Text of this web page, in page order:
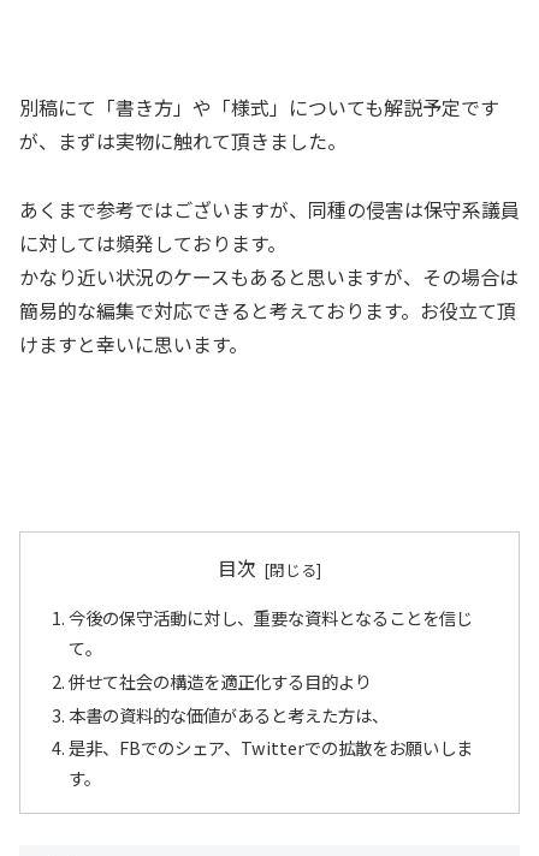
別稿にて「書き方」や「様式」についても解説予定です
が、まずは実物に触れて頂きました。
あくまで参考ではございますが、同種の侵害は保守系議員
に対しては頻発しております。
かなり近い状況のケースもあると思いますが、その場合は
簡易的な編集で対応できると考えております。お役立て頂
けますと幸いに思います。
目次
今後の保守活動に対し、重要な資料となることを信じ
て。
併せて社会の構造を適正化する目的より
本書の資料的な価値があると考えた方は、
是非、FBでのシェア、Twitterでの拡散をお願いしま
す。